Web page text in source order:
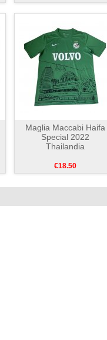
Maglia Maccabi Haifa
Special 2022
Thailandia
€18.50